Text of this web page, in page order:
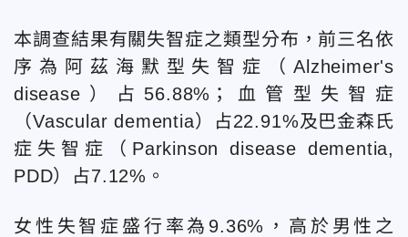
本調查結果有關失智症之類型分布，前三名依
序為阿茲海默型失智症（Alzheimer's
disease）占56.88%；血管型失智症
（Vascular dementia）占22.91%及巴金森氏
症失智症（Parkinson disease dementia,
PDD）占7.12%。
女性失智症盛行率為9.36%，高於男性之